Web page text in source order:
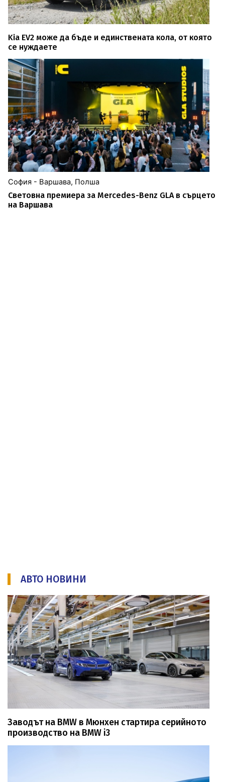
Kia EV2 може да бъде и единствената кола, от която
се нуждаете
София - Варшава, Полша
Световна премиера за Mercedes-Benz GLA в сърцето
на Варшава
АВТО НОВИНИ
Заводът на BMW в Мюнхен стартира серийното
производство на BMW i3